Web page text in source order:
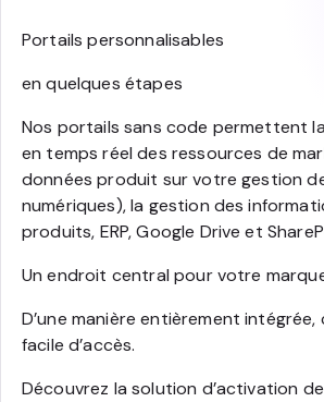
Portails personnalisables
en quelques étapes
Nos portails sans code permettent
en temps réel des ressources de
données produit sur votre gestion
numériques), la gestion des
produits, ERP, Google Drive et
Un endroit central pour votre
D’une manière entièrement
facile d’accès.
Découvrez la solution d’activation